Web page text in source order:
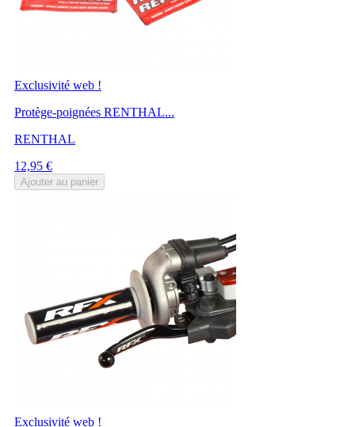
Exclusivité web !
Protège-poignées RENTHAL...
RENTHAL
Prix
12,95 €
Ajouter au panier
Exclusivité web !